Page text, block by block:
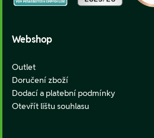
Webshop
Outlet
Doručení zboží
Dodací a platební podmínky
Otevřít lištu souhlasu